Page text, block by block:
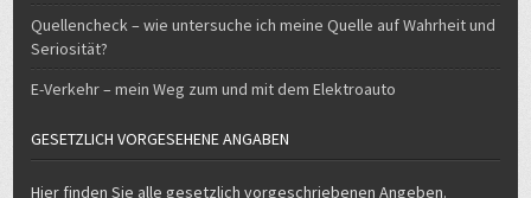
Hier finden Sie alle gesetzlich vorgeschriebenen Angeben.
Klicken Sie dafür bitte auf die entsprechende Überschrift.
-> Datenschutzerklärung
-> Impressum